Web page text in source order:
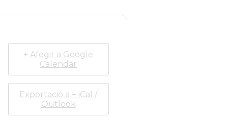
+ Afegir a Google
Calendar
Exportació a + iCal /
Outlook